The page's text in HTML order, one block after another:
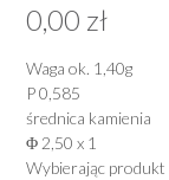
0,00 zł
Waga ok. 1,40g
P 0,585
średnica kamienia
Φ 2,50 x 1
Wybierając produkt